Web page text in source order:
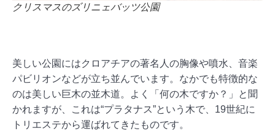
クリスマスのズリニェバッツ公園
美しい公園にはクロアチアの著名人の胸像や噴水、音楽
パビリオンなどが立ち並んでいます。なかでも特徴的な
のは美しい巨木の並木道。よく「何の木ですか？」と聞
かれますが、これは“プラタナス”という木で、19世紀に
トリエステから運ばれてきたものです。